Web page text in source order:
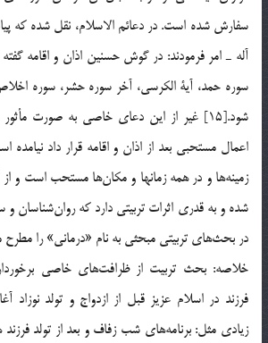
سفارش شده است. در دعائم الاسلام، نقل شده كه
آله ـ امر فرمودند: در گوش حسنين اذان و اقامه
سوره حمد، آية الكرسي، آخر سوره حشر، سوره
شود.[15] غير از اين دعاي خاصي به صورت
اعمال مستحبي بعد از اذان و اقامه قرار داد
زمينه‌ها و در همه‌ زمانها و مكان‌ها مستحب است و
شده و به قدري اثرات تربيتي دارد كه روان‌شناسان و
در بحث‌هاي تربيتي مبحثي به نام «درماني» را مطرح
خلاصه: بحث تربيت از ظرافت‌هاي خاصي
فرزند در اسلام عزيز قبل از ازدواج و تولد نوزاد
زيادي مثل: برنامه‌هاي شب زفاف و بعد از تولد فرزند